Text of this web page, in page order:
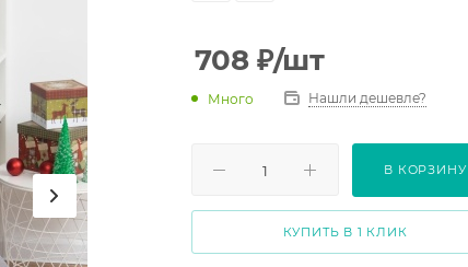
708 ₽/шт
Много Нашли дешевле?
В КОРЗИНУ
КУПИТЬ В 1 КЛИК